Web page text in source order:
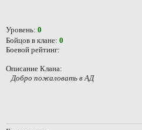
Уровень: 0
Бойцов в клане: 0
Боевой рейтинг:
Описание Клана:
Добро пожаловать в АД